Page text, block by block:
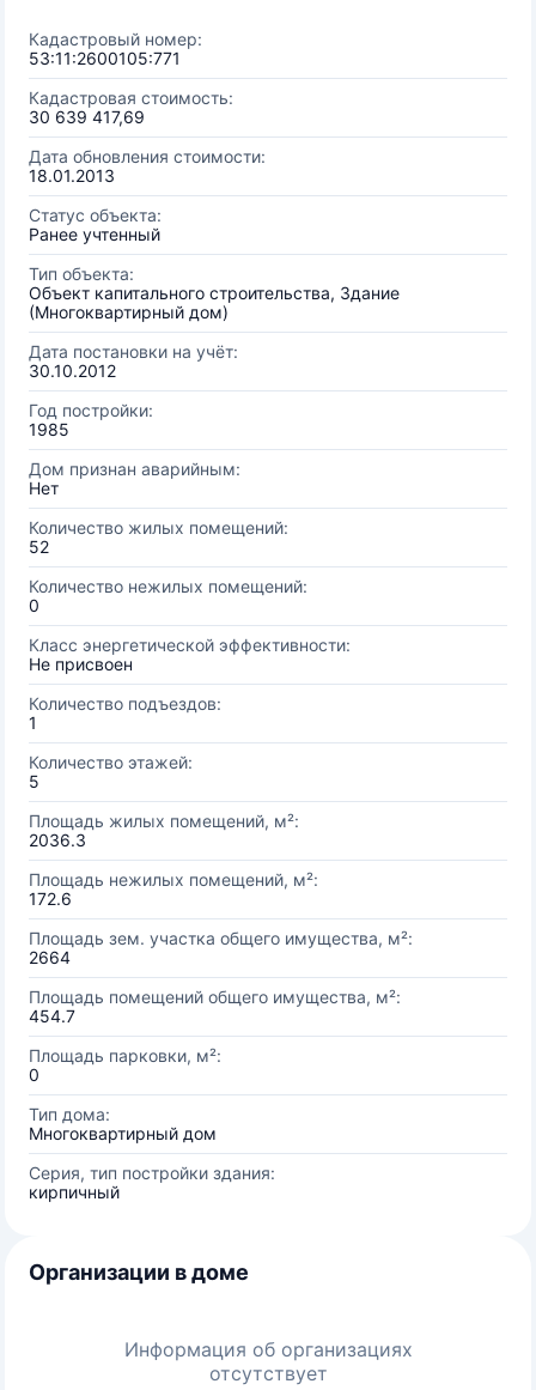
Кадастровый номер:
53:11:2600105:771
Кадастровая стоимость:
30 639 417,69
Дата обновления стоимости:
18.01.2013
Статус объекта:
Ранее учтенный
Тип объекта:
Объект капитального строительства, Здание
(Многоквартирный дом)
Дата постановки на учёт:
30.10.2012
Год постройки:
1985
Дом признан аварийным:
Нет
Количество жилых помещений:
52
Количество нежилых помещений:
0
Класс энергетической эффективности:
Не присвоен
Количество подъездов:
1
Количество этажей:
5
Площадь жилых помещений, м²:
2036.3
Площадь нежилых помещений, м²:
172.6
Площадь зем. участка общего имущества, м²:
2664
Площадь помещений общего имущества, м²:
454.7
Площадь парковки, м²:
0
Тип дома:
Многоквартирный дом
Серия, тип постройки здания:
кирпичный
Организации в доме
Информация об организациях
отсутствует